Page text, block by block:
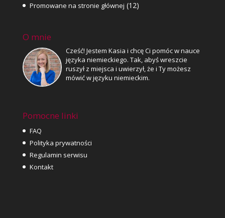
Promowane na stronie głównej (12)
O mnie
Cześć! Jestem Kasia i chcę Ci pomóc w nauce
języka niemieckiego. Tak, abyś wreszcie
ruszył z miejsca i uwierzył, że i Ty możesz
mówić w języku niemieckim.
Pomocne linki
FAQ
Polityka prywatności
Regulamin serwisu
Kontakt